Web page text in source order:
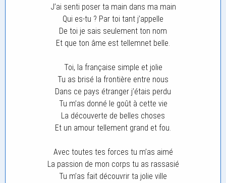
J’ai senti poser ta main dans ma main
Qui es-tu ? Par toi tant j’appelle
De toi je sais seulement ton nom
Et que ton âme est tellemnet belle.
Toi, la française simple et jolie
Tu as brisé la frontière entre nous
Dans ce pays étranger j’étais perdu
Tu m’as donné le goût à cette vie
La découverte de belles choses
Et un amour tellement grand et fou.
Avec toutes tes forces tu m’as aimé
La passion de mon corps tu as rassasié
Tu m’as fait découvrir ta jolie ville